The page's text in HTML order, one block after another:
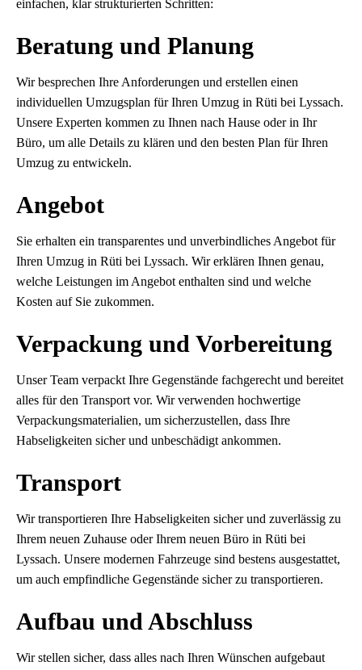
einfachen, klar strukturierten Schritten:
Beratung und Planung
Wir besprechen Ihre Anforderungen und erstellen einen
individuellen Umzugsplan für Ihren Umzug in Rüti bei Lyssach.
Unsere Experten kommen zu Ihnen nach Hause oder in Ihr
Büro, um alle Details zu klären und den besten Plan für Ihren
Umzug zu entwickeln.
Angebot
Sie erhalten ein transparentes und unverbindliches Angebot für
Ihren Umzug in Rüti bei Lyssach. Wir erklären Ihnen genau,
welche Leistungen im Angebot enthalten sind und welche
Kosten auf Sie zukommen.
Verpackung und Vorbereitung
Unser Team verpackt Ihre Gegenstände fachgerecht und bereitet
alles für den Transport vor. Wir verwenden hochwertige
Verpackungsmaterialien, um sicherzustellen, dass Ihre
Habseligkeiten sicher und unbeschädigt ankommen.
Transport
Wir transportieren Ihre Habseligkeiten sicher und zuverlässig zu
Ihrem neuen Zuhause oder Ihrem neuen Büro in Rüti bei
Lyssach. Unsere modernen Fahrzeuge sind bestens ausgestattet,
um auch empfindliche Gegenstände sicher zu transportieren.
Aufbau und Abschluss
Wir stellen sicher, dass alles nach Ihren Wünschen aufgebaut